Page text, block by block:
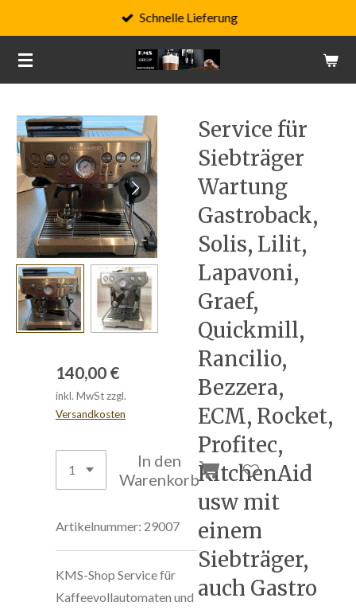
Hauptinhalt
springen
Schnelle Lieferung
Service für
Siebträger
Wartung
Gastroback,
Solis, Lilit,
Lapavoni,
Graef,
Quickmill,
Rancilio,
Bezzera,
ECM, Rocket,
Profitec,
KitchenAid
usw mit
einem
Siebträger,
auch Gastro
140,00 €
inkl. MwSt zzgl.
Versandkosten
In den
Warenkorb
Artikelnummer: 29007
KMS-Shop Service für
Kaffeevollautomaten und